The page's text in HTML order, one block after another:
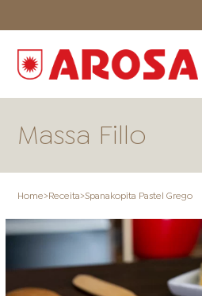
Massa Fillo
Home>Receita>Spanakopita Pastel Grego